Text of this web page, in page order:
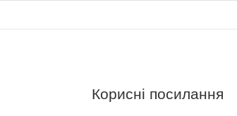
Корисні посилання